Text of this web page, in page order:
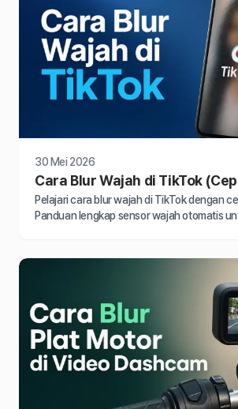
30 Mei 2026
Cara Blur Wajah di TikTok
Pelajari cara blur wajah di TikTok dengan
Panduan lengkap sensor wajah otomatis